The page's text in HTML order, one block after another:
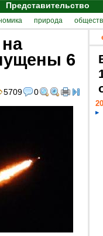
Представительство
природа
6
5709 0